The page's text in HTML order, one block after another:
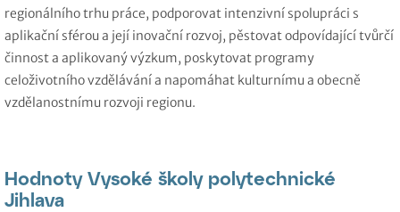
regionálního trhu práce, podporovat intenzivní spolupráci s
aplikační sférou a její inovační rozvoj, pěstovat odpovídající tvůrčí
činnost a aplikovaný výzkum, poskytovat programy
celoživotního vzdělávání a napomáhat kulturnímu a obecně
vzdělanostnímu rozvoji regionu.
Hodnoty Vysoké školy polytechnické
Jihlava